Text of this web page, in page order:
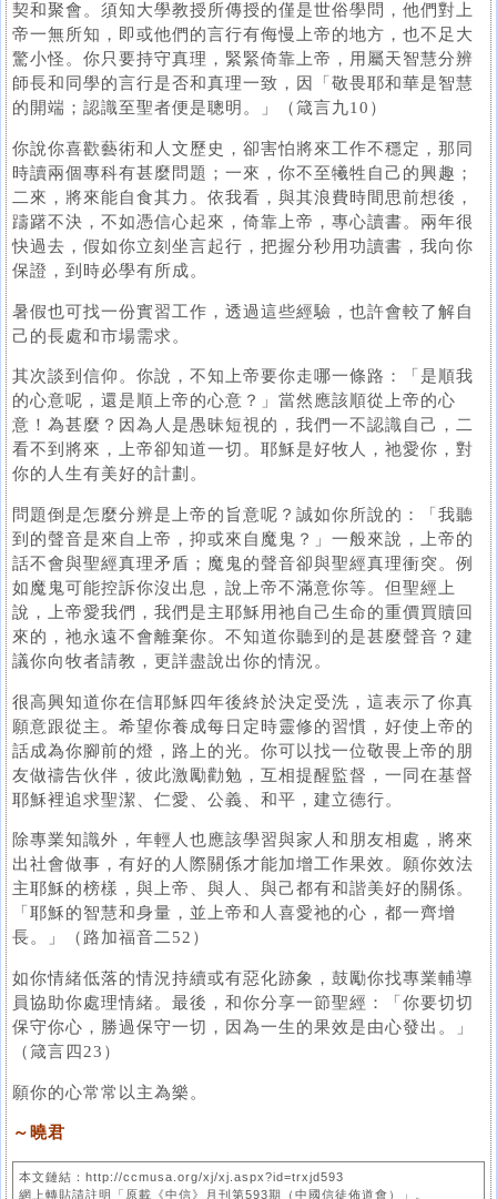
契和聚會。須知大學教授所傳授的僅是世俗學問，他們對上
帝一無所知，即或他們的言行有侮慢上帝的地方，也不足大
驚小怪。你只要持守真理，緊緊倚靠上帝，用屬天智慧分辨
師長和同學的言行是否和真理一致，因「敬畏耶和華是智慧
的開端；認識至聖者便是聰明。」（箴言九10）
你說你喜歡藝術和人文歷史，卻害怕將來工作不穩定，那同
時讀兩個專科有甚麼問題；一來，你不至犧牲自己的興趣；
二來，將來能自食其力。依我看，與其浪費時間思前想後，
躊躇不決，不如憑信心起來，倚靠上帝，專心讀書。兩年很
快過去，假如你立刻坐言起行，把握分秒用功讀書，我向你
保證，到時必學有所成。
暑假也可找一份實習工作，透過這些經驗，也許會較了解自
己的長處和市場需求。
其次談到信仰。你說，不知上帝要你走哪一條路：「是順我
的心意呢，還是順上帝的心意？」當然應該順從上帝的心
意！為甚麼？因為人是愚昧短視的，我們一不認識自己，二
看不到將來，上帝卻知道一切。耶穌是好牧人，祂愛你，對
你的人生有美好的計劃。
問題倒是怎麼分辨是上帝的旨意呢？誠如你所說的：「我聽
到的聲音是來自上帝，抑或來自魔鬼？」一般來說，上帝的
話不會與聖經真理矛盾；魔鬼的聲音卻與聖經真理衝突。例
如魔鬼可能控訴你沒出息，說上帝不滿意你等。但聖經上
說，上帝愛我們，我們是主耶穌用祂自己生命的重價買贖回
來的，祂永遠不會離棄你。不知道你聽到的是甚麼聲音？建
議你向牧者請教，更詳盡說出你的情況。
很高興知道你在信耶穌四年後終於決定受洗，這表示了你真
願意跟從主。希望你養成每日定時靈修的習慣，好使上帝的
話成為你腳前的燈，路上的光。你可以找一位敬畏上帝的朋
友做禱告伙伴，彼此激勵勸勉，互相提醒監督，一同在基督
耶穌裡追求聖潔、仁愛、公義、和平，建立德行。
除專業知識外，年輕人也應該學習與家人和朋友相處，將來
出社會做事，有好的人際關係才能加增工作果效。願你效法
主耶穌的榜樣，與上帝、與人、與己都有和諧美好的關係。
「耶穌的智慧和身量，並上帝和人喜愛祂的心，都一齊增
長。」（路加福音二52）
如你情緒低落的情況持續或有惡化跡象，鼓勵你找專業輔導
員協助你處理情緒。最後，和你分享一節聖經：「你要切切
保守你心，勝過保守一切，因為一生的果效是由心發出。」
（箴言四23）
願你的心常常以主為樂。
～曉君
本文鏈結：http://ccmusa.org/xj/xj.aspx?id=trxjd593
網上轉貼請註明「原載《中信》月刊第593期（中國信徒佈道會）」。